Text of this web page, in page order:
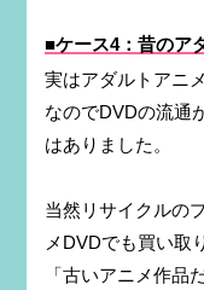
■ケース4：昔のア
実はアダルトアニ
なのでDVDの流通
はありました。
当然リサイクルの
メDVDでも買い取
「古いアニメ作